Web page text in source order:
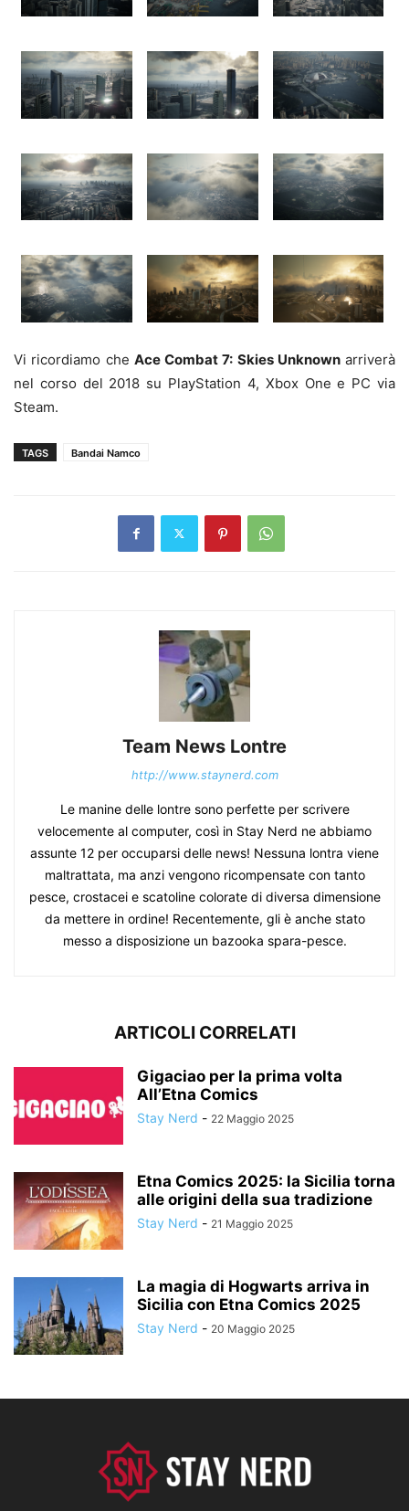
Vi ricordiamo che Ace Combat 7: Skies Unknownarriverà
nel corso del 2018 su PlayStation 4, Xbox One e PC via
Steam.
TAGS Bandai Namco
Team News Lontre
http://www.staynerd.com
Le manine delle lontre sono perfette per scrivere
velocemente al computer, così in Stay Nerd ne abbiamo
assunte 12 per occuparsi delle news! Nessuna lontra viene
maltrattata, ma anzi vengono ricompensate con tanto
pesce, crostacei e scatoline colorate di diversa dimensione
da mettere in ordine! Recentemente, gli è anche stato
messo a disposizione un bazooka spara-pesce.
ARTICOLI CORRELATI
Gigaciao per la prima volta
All’Etna Comics
Stay Nerd - 22 Maggio 2025
Etna Comics 2025: la Sicilia torna
alle origini della sua tradizione
Stay Nerd - 21 Maggio 2025
La magia di Hogwarts arriva in
Sicilia con Etna Comics 2025
Stay Nerd - 20 Maggio 2025